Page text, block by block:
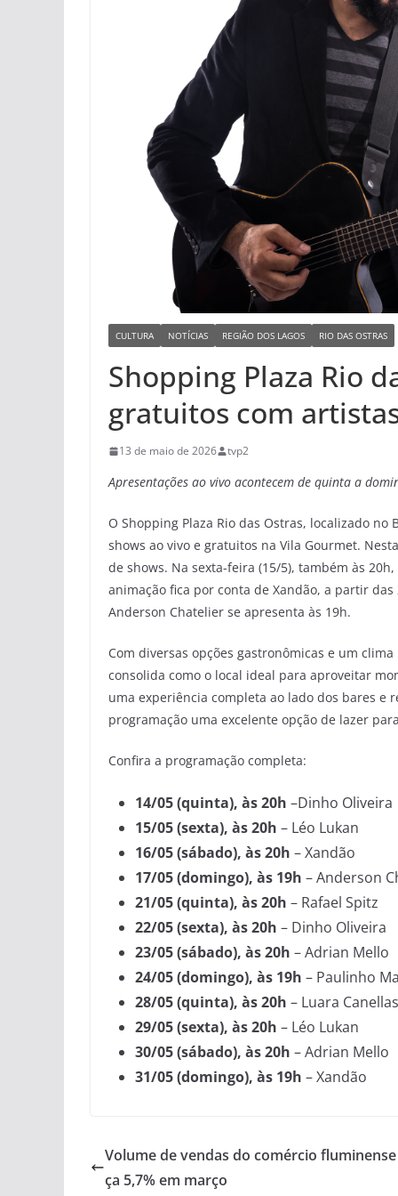
CULTURA NOTÍCIAS REGIÃO DOS LAGOS RIO DAS OSTRAS
Shopping Plaza Rio
gratuitos com
13 de maio de 2026 tvp2
Apresentações ao vivo acontecem de quinta a
O Shopping Plaza Rio das Ostras, localizado
shows ao vivo e gratuitos na Vila Gourmet.
de shows. Na sexta-feira (15/5), também às
animação fica por conta de Xandão, a partir
Anderson Chatelier se apresenta às 19h.
Com diversas opções gastronômicas e um
consolida como o local ideal para aproveitar
uma experiência completa ao lado dos bares e
programação uma excelente opção de lazer
Confira a programação completa:
14/05 (quinta), às 20h –Dinho Oliveira
15/05 (sexta), às 20h – Léo Lukan
16/05 (sábado), às 20h – Xandão
17/05 (domingo), às 19h – Anderson
21/05 (quinta), às 20h – Rafael Spitz
22/05 (sexta), às 20h – Dinho Oliveira
23/05 (sábado), às 20h – Adrian Mello
24/05 (domingo), às 19h – Paulinho
28/05 (quinta), às 20h – Luara Canellas
29/05 (sexta), às 20h – Léo Lukan
30/05 (sábado), às 20h – Adrian Mello
31/05 (domingo), às 19h – Xandão
Volume de vendas do comércio
ça 5,7% em março